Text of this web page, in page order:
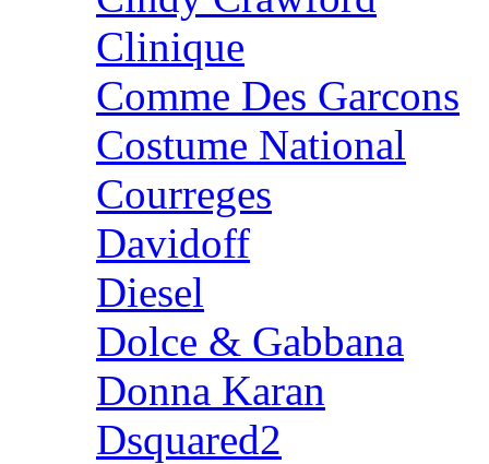
Clinique
Comme Des Garcons
Costume National
Courreges
Davidoff
Diesel
Dolce & Gabbana
Donna Karan
Dsquared2